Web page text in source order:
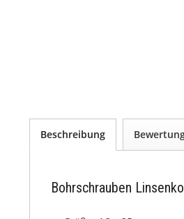
Beschreibung
Bohrschrauben